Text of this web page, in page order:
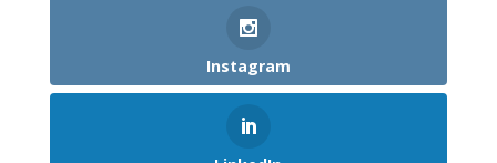
Instagram